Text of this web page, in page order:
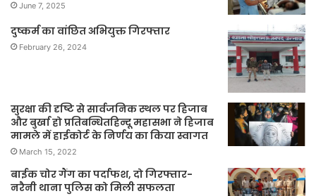
June 7, 2025
दुष्कर्म का वांछित अभियुक्त गिरफ्तार
February 26, 2024
सुरक्षा की दृष्टि से सार्वजनिक स्थल पर हिजाब
और बुर्खा हो प्रतिबन्धितहिन्दू महासभा ने हिजाब
मामले में हाईकोर्ट के निर्णय का किया स्वागत
March 15, 2022
बाईक चोर गैंग का पर्दाफश, दो गिरफ्तार-
नरैनी थाना पुलिस को मिली सफलता